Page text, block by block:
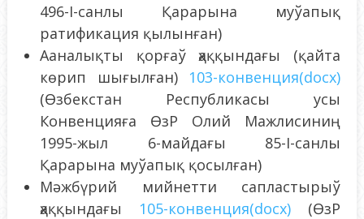
496-I-санлы Қарарына муўапық
ратификация қылынған)
Ааналықты қорғаў ҳаққындағы (қайта
көрип шығылған) 103-конвенция(docx)
(Өзбекстан Республикасы усы
Конвенцияға ӨзР Олий Мажлисиниң
1995-жыл 6-майдағы 85-I-санлы
Қарарына муўапық қосылған)
Мәжбүрий мийнетти сапластырыў
ҳаққындағы 105-конвенция(docx) (ӨзР